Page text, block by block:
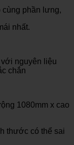
cùng phần lưng,
nhất.
nguyên liệu
chắn
1080mm x cao
thước có thể sai